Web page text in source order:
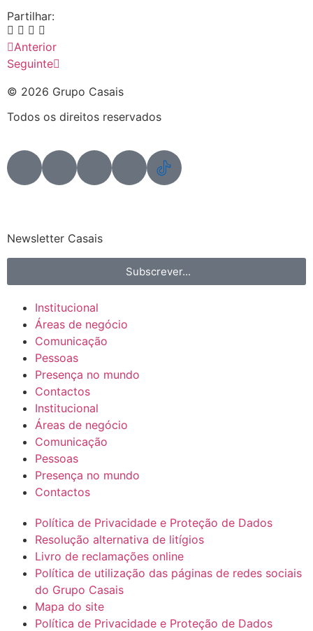
Partilhar:
Anterior
Seguinte
© 2026 Grupo Casais
Todos os direitos reservados
Newsletter Casais
Subscrever...
Institucional
Áreas de negócio
Comunicação
Pessoas
Presença no mundo
Contactos
Institucional
Áreas de negócio
Comunicação
Pessoas
Presença no mundo
Contactos
Política de Privacidade e Proteção de Dados
Resolução alternativa de litígios
Livro de reclamações online
Política de utilização das páginas de redes sociais
do Grupo Casais
Mapa do site
Política de Privacidade e Proteção de Dados